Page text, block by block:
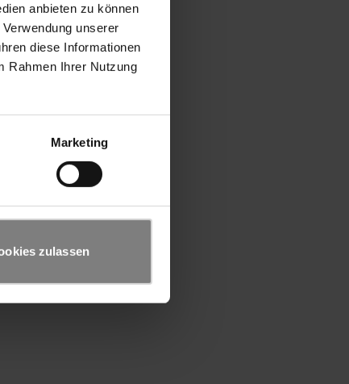
anbieten zu können
unserer
diese Informationen
Rahmen Ihrer Nutzung
Marketing
zulassen